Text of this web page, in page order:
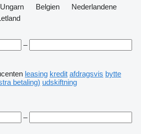
Ungarn Belgien
Nederlandene
–
leasing kredit afdragsvis bytte
betaling) udskiftning
–